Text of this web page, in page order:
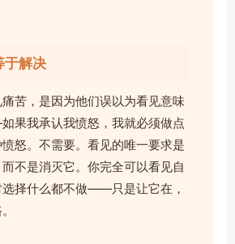
解决
苦，是因为他们误以为看见意味
果我承认我愤怒，我就必须做点
怒。不需要。看见的唯一要求是
不是消灭它。你完全可以看见自
择什么都不做——只是让它在，